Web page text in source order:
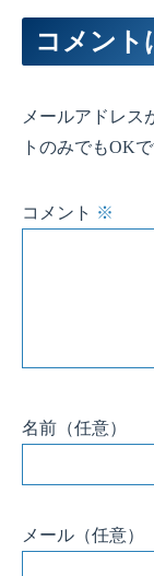
コメント
メールアドレス
トのみでもOKで
コメント ※
名前 （任意）
メール （任意）